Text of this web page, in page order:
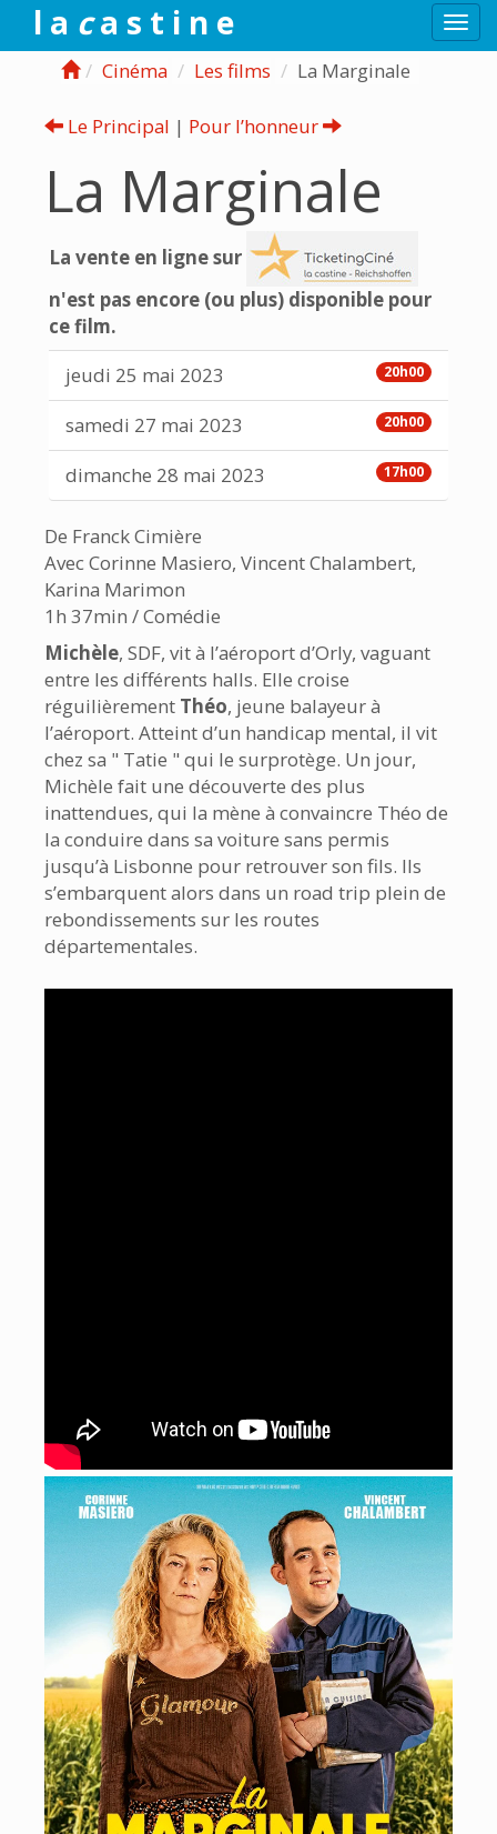
l a ca s t i n e
Cinéma Les films La Marginale
Le Principal | Pour l’honneur
La Marginale
La vente en ligne sur
n'est pas encore (ou plus) disponible pour
ce film.
20h00
jeudi 25 mai 2023
20h00
samedi 27 mai 2023
17h00
dimanche 28 mai 2023
De Franck Cimière
Avec Corinne Masiero, Vincent Chalambert,
Karina Marimon
1h 37min / Comédie
Michèle, SDF, vit à l’aéroport d’Orly, vaguant
entre les différents halls. Elle croise
réguilièrement Théo, jeune balayeur à
l’aéroport. Atteint d’un handicap mental, il vit
chez sa " Tatie " qui le surprotège. Un jour,
Michèle fait une découverte des plus
inattendues, qui la mène à convaincre Théo de
la conduire dans sa voiture sans permis
jusqu’à Lisbonne pour retrouver son fils. Ils
s’embarquent alors dans un road trip plein de
rebondissements sur les routes
départementales.